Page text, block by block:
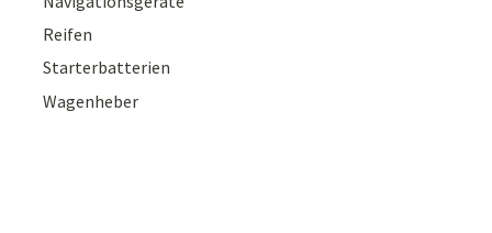
Reifen
Starterbatterien
Wagenheber